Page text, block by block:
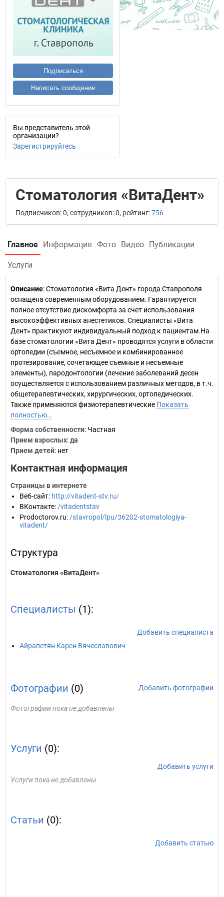
Подписаться
Написать сообщение
Вы представитель этой
организации?
Зарегистрируйтесь
Стоматология «ВитаДент»
Подписчиков: 0, сотрудников: 0, рейтинг:756
Главное Информация Фото Видео Публикации
Услуги
Описание: Стоматология «Вита Дент» города Ставрополя
оснащена современным оборудованием. Гарантируется
полное отсутствие дискомфорта за счет использования
высокоэффективных анестетиков. Специалисты «Вита
Дент» практикуют индивидуальный подход к пациентам.На
базе стоматологии «Вита Дент» проводятся услуги в области
ортопедии (съемное, несъемное и комбинированное
протезирование, сочетающее съемные и несъемные
элементы), пародонтологии (лечение заболеваний десен
осуществляется с использованием различных методов, в т.ч.
общетерапевтических, хирургических, ортопедических.
Также применяются физиотерапевтические Показать
полностью…
Форма собственности: Частная
Прием взрослых: да
Прием детей: нет
Контактная информация
Страницы в интернете
Веб-сайт: http://vitadent-stv.ru/
ВКонтакте: /vitadentstav
Prodoctorov.ru: /stavropol/lpu/36202-stomatologiya-
vitadent/
Структура
Стоматология «ВитаДент»
Специалисты (1):
Добавить специалиста
Айрапетян Карен Вячеславович
Фотографии (0) Добавить фотографии
Фотографии пока не добавлены
Услуги (0):
Добавить услуги
Услуги пока не добавлены
Статьи (0):
Добавить статью